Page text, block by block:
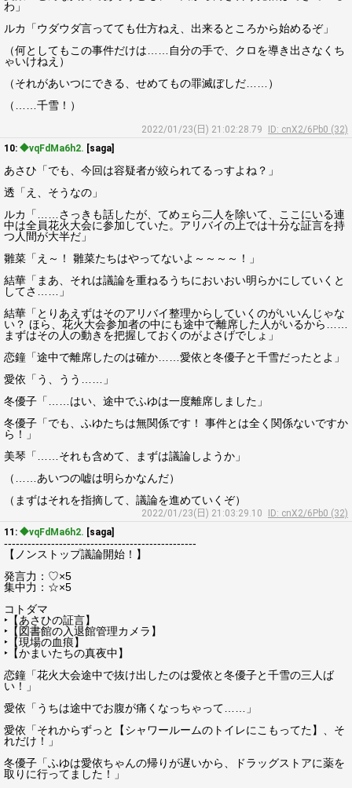
わ」
ルカ「ウダウダ言ってても仕方ねえ、出来るところから始めるぞ」
（何としてもこの事件だけは……自分の手で、クロを導き出さなくち
ゃいけねえ）
（それがあいつにできる、せめてもの罪滅ぼしだ……）
（……千雪！）
2022/01/23(日) 21:02:28.79
ID: cnX2/6Pb0 (32)
10: ◆vqFdMa6h2. [saga]
あさひ「でも、今回は容疑者が絞られてるっすよね？」
透「え、そうなの」
ルカ「……さっきも話したが、てめェら二人を除いて、ここにいる連
中は全員花火大会に参加していた。アリバイの上では十分な証言を持
つ人間が大半だ」
雛菜「え～！ 雛菜たちはやってないよ～～～～！」
結華「まあ、それは議論を重ねるうちにおいおい明らかにしていくと
してさ……」
結華「とりあえずはそのアリバイ整理からしていくのがいいんじゃな
い？ ほら、花火大会参加者の中にも途中で離席した人がいるから……
まずはその人の動きを把握しておくのがよさげでしょ」
恋鐘「途中で離席したのは確か……愛依と冬優子と千雪だったとよ」
愛依「う、うう……」
冬優子「……はい、途中でふゆは一度離席しました」
冬優子「でも、ふゆたちは無関係です！ 事件とは全く関係ないですか
ら！」
美琴「……それも含めて、まずは議論しようか」
（……あいつの嘘は明らかなんだ）
（まずはそれを指摘して、議論を進めていくぞ）
2022/01/23(日) 21:03:29.10
ID: cnX2/6Pb0 (32)
11: ◆vqFdMa6h2. [saga]
-------------------------------------------------
【ノンストップ議論開始！】
発言力：♡×5
集中力：☆×5
コトダマ
‣【あさひの証言】
‣【図書館の入退館管理カメラ】
‣【現場の血痕】
‣【かまいたちの真夜中】
恋鐘「花火大会途中で抜け出したのは愛依と冬優子と千雪の三人ば
い！」
愛依「うちは途中でお腹が痛くなっちゃって……」
愛依「それからずっと【シャワールームのトイレにこもってた】、そ
れだけ！」
冬優子「ふゆは愛依ちゃんの帰りが遅いから、ドラッグストアに薬を
取りに行ってました！」